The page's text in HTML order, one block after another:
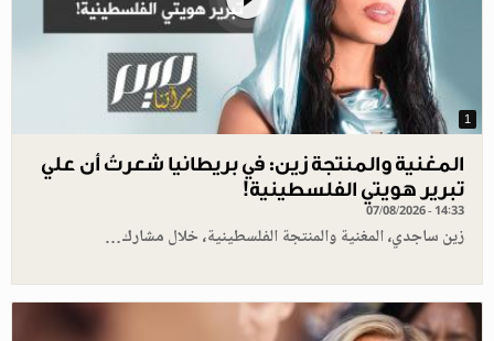
1
المغنية والمنتجة زين: في بريطانيا شعرتُ أن علي
تبرير هويتي الفلسطينية!
07/08/2026 - 14:33
زين ساجدي، المغنية والمنتجة الفلسطينية، خلال مشارك…